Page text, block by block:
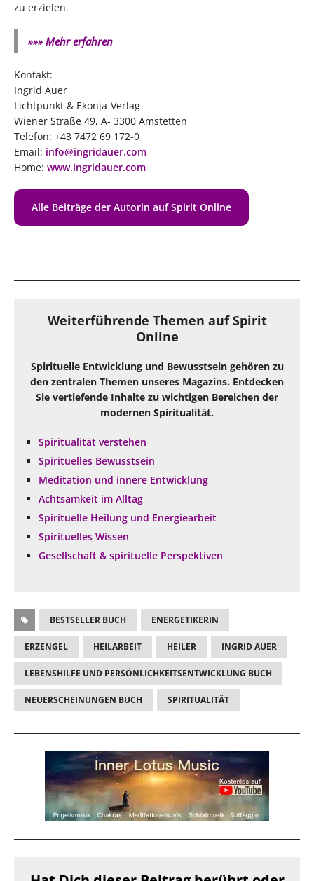
zu erzielen.
»»» Mehr erfahren
Kontakt:
Ingrid Auer
Lichtpunkt & Ekonja-Verlag
Wiener Straße 49, A- 3300 Amstetten
Telefon: +43 7472 69 172-0
Email: info@ingridauer.com
Home: www.ingridauer.com
Alle Beiträge der Autorin auf Spirit Online
Weiterführende Themen auf Spirit
Online
Spirituelle Entwicklung und Bewusstsein gehören zu
den zentralen Themen unseres Magazins. Entdecken
Sie vertiefende Inhalte zu wichtigen Bereichen der
modernen Spiritualität.
Spiritualität verstehen
Spirituelles Bewusstsein
Meditation und innere Entwicklung
Achtsamkeit im Alltag
Spirituelle Heilung und Energiearbeit
Spirituelles Wissen
Gesellschaft & spirituelle Perspektiven
BESTSELLER BUCH ENERGETIKERIN
ERZENGEL HEILARBEIT HEILER INGRID AUER
LEBENSHILFE UND PERSÖNLICHKEITSENTWICKLUNG BUCH
NEUERSCHEINUNGEN BUCH SPIRITUALITÄT